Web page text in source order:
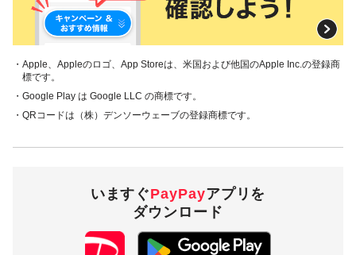
・Apple、Appleのロゴ、App Storeは、米国および他国のApple Inc.の登録商
標です。
・Google Play は Google LLC の商標です。
・QRコードは（株）デンソーウェーブの登録商標です。
いますぐPayPayアプリを
ダウンロード